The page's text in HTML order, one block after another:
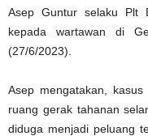
Asep Guntur selaku Plt
kepada wartawan di
(27/6/2023).
Asep mengatakan,
ruang gerak tahanan
diduga menjadi peluang